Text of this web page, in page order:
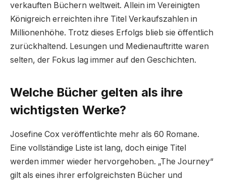
verkauften Büchern weltweit. Allein im Vereinigten
Königreich erreichten ihre Titel Verkaufszahlen in
Millionenhöhe. Trotz dieses Erfolgs blieb sie öffentlich
zurückhaltend. Lesungen und Medienauftritte waren
selten, der Fokus lag immer auf den Geschichten.
Welche Bücher gelten als ihre
wichtigsten Werke?
Josefine Cox veröffentlichte mehr als 60 Romane.
Eine vollständige Liste ist lang, doch einige Titel
werden immer wieder hervorgehoben. „The Journey“
gilt als eines ihrer erfolgreichsten Bücher und